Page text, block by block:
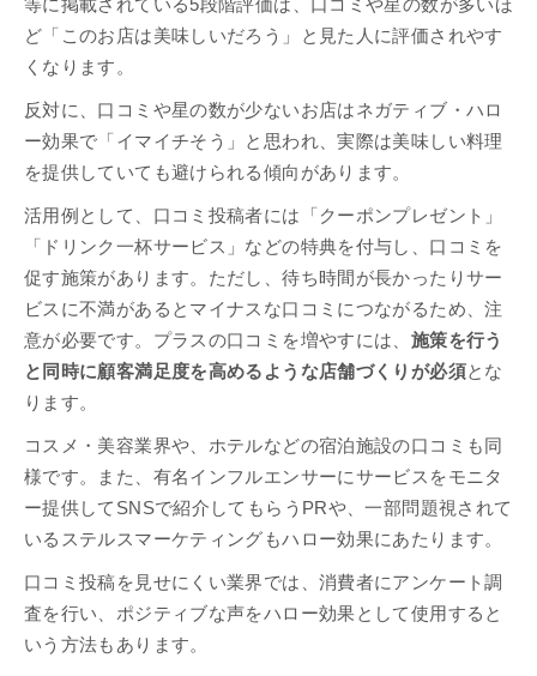
等に掲載されている5段階評価は、口コミや星の数が多いほ
ど「このお店は美味しいだろう」と見た人に評価されやす
くなります。
反対に、口コミや星の数が少ないお店はネガティブ・ハロ
ー効果で「イマイチそう」と思われ、実際は美味しい料理
を提供していても避けられる傾向があります。
活用例として、口コミ投稿者には「クーポンプレゼント」
「ドリンク一杯サービス」などの特典を付与し、口コミを
促す施策があります。ただし、待ち時間が長かったりサー
ビスに不満があるとマイナスな口コミにつながるため、注
意が必要です。プラスの口コミを増やすには、 施策を行う
と同時に顧客満足度を高めるような店舗づくりが必須とな
ります。
コスメ・美容業界や、ホテルなどの宿泊施設の口コミも同
様です。また、有名インフルエンサーにサービスをモニタ
ー提供してSNSで紹介してもらうPRや、一部問題視されて
いるステルスマーケティングもハロー効果にあたります。
口コミ投稿を見せにくい業界では、消費者にアンケート調
査を行い、ポジティブな声をハロー効果として使用すると
いう方法もあります。